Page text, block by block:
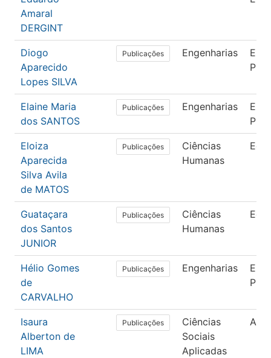
Amaral
DERGINT
Diogo
Aparecido
Lopes SILVA
Publicações Engenharias
Elaine Maria
dos SANTOS
Publicações Engenharias
Eloiza
Aparecida
Silva Avila
de MATOS
Publicações
Ciências
Humanas
Guataçara
dos Santos
JUNIOR
Publicações
Ciências
Humanas
Hélio Gomes
de
CARVALHO
Publicações Engenharias
Isaura
Alberton de
LIMA
Publicações
Ciências
Sociais
Aplicadas